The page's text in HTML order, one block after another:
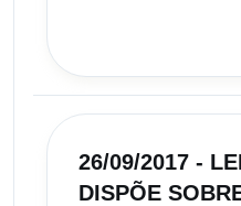
26/09/2017 -
DISPÕE